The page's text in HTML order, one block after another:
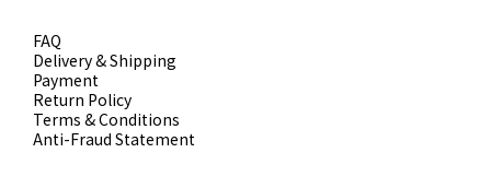
FAQ
Delivery & Shipping
Payment
Return Policy
Terms & Conditions
Anti-Fraud Statement